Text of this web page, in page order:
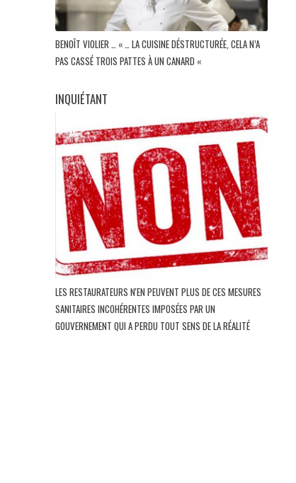
BENOÎT VIOLIER … « … LA CUISINE DÉSTRUCTURÉE, CELA N’A
PAS CASSÉ TROIS PATTES À UN CANARD «
INQUIÉTANT
LES RESTAURATEURS N'EN PEUVENT PLUS DE CES MESURES
SANITAIRES INCOHÉRENTES IMPOSÉES PAR UN
GOUVERNEMENT QUI A PERDU TOUT SENS DE LA RÉALITÉ